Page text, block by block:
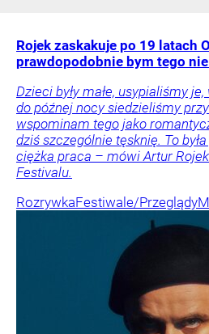
Rojek zaskakuje po 19 latach
prawdopodobnie bym tego
Dzieci były małe, usypialiśmy
do późnej nocy siedzieliśmy
wspominam tego jako
dziś szczególnie tęsknię. To
ciężka praca – mówi Artur
Festivalu.
RozrywkaFestiwale/Przeglądy